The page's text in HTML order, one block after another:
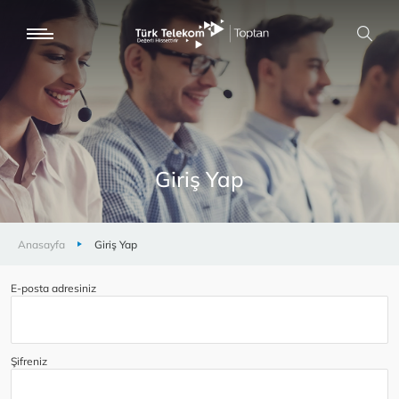
Giriş Yap
Anasayfa Giriş Yap
E-posta adresiniz
Şifreniz